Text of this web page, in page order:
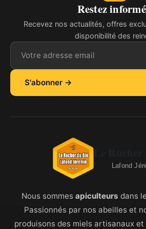
Restez
Recevez nos actualités, offres
disponibilité des
Adresse email
S'abonner →
Le Rucher
Lafond
Nous sommes apiculteurs dans le
Passionnés par nos abeilles et
produisons des miels artisanaux